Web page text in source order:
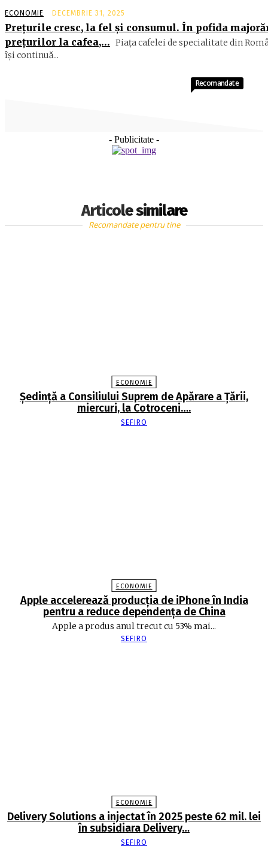
ECONOMIE DECEMBRIE 31, 2025
Preţurile cresc, la fel şi consumul. În pofida
preţurilor la cafea,… Piaţa cafelei de specialitate din
îşi continuă...
- Publicitate -
Articole similare
Recomandate
Recomandate pentru tine
ECONOMIE
Şedinţă a Consiliului Suprem de Apărare a Ţării,
miercuri, la Cotroceni….
SEFIRO
ECONOMIE
Apple accelerează producția de iPhone în India
pentru a reduce dependența de China
Apple a produs anul trecut cu 53% mai...
SEFIRO
ECONOMIE
Delivery Solutions a injectat în 2025 peste 62 mil. lei
în subsidiara Delivery…
SEFIRO